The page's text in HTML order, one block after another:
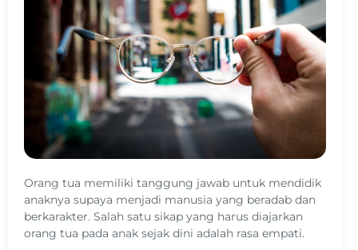
Orang tua memiliki tanggung jawab untuk mendidik
anaknya supaya menjadi manusia yang beradab dan
berkarakter. Salah satu sikap yang harus diajarkan
orang tua pada anak sejak dini adalah rasa empati.